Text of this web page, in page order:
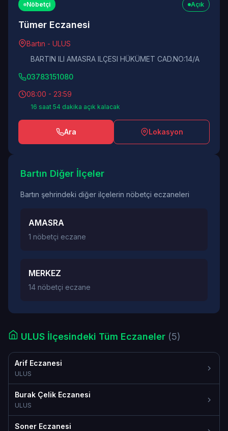
Nöbetçi Açık
Tümer Eczanesi
Bartın - ULUS
BARTIN ILI AMASRA ILÇESI HÜKÜMET CAD.NO:14/A
03783151080
08:00 - 23:59
16 saat 54 dakika açık kalacak
Ara Lokasyon
Bartın Diğer İlçeler
Bartın şehrindeki diğer ilçelerin nöbetçi eczaneleri
AMASRA
1 nöbetçi eczane
MERKEZ
14 nöbetçi eczane
ULUS İlçesindeki Tüm Eczaneler (5)
Arif Eczanesi
ULUS
Burak Çelik Eczanesi
ULUS
Soner Eczanesi